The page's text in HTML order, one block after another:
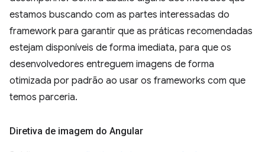
estamos buscando com as partes interessadas do
framework para garantir que as práticas recomendadas
estejam disponíveis de forma imediata, para que os
desenvolvedores entreguem imagens de forma
otimizada por padrão ao usar os frameworks com que
temos parceria.
Diretiva de imagem do Angular